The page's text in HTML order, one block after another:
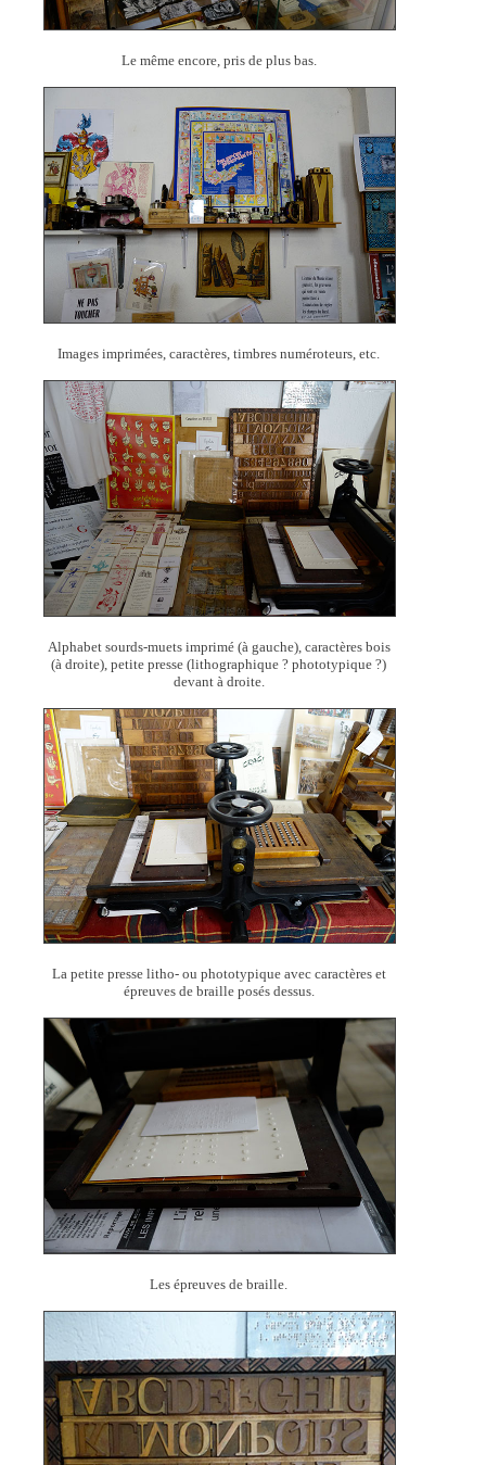
Le même encore, pris de plus bas.
Images imprimées, caractères, timbres numéroteurs, etc.
Alphabet sourds-muets imprimé (à gauche), caractères bois
(à droite), petite presse (lithographique ? phototypique ?)
devant à droite.
La petite presse litho- ou phototypique avec caractères et
épreuves de braille posés dessus.
Les épreuves de braille.